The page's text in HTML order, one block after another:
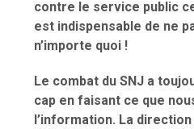
contre le service public
est indispensable de ne
n’importe quoi !
Le combat du SNJ a
cap en faisant ce que
l’information. La